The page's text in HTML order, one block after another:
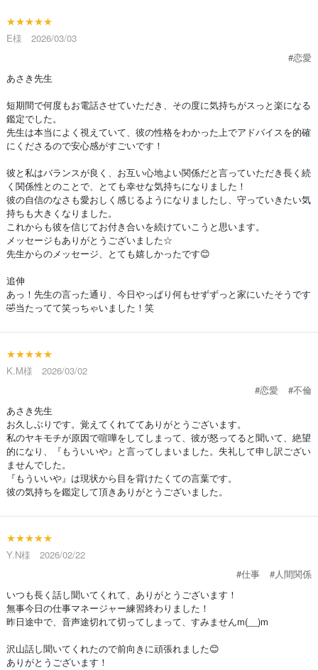
★★★★★
E様 2026/03/03
#恋愛
あさき先生
短期間で何度もお電話させていただき、その度に気持ちがスっと楽になる
鑑定でした。
先生は本当によく視えていて、彼の性格をわかった上でアドバイスを的確
にくださるので安心感がすごいです！
彼と私はバランスが良く、お互い心地よい関係だと言っていただき長く続
く関係性とのことで、とても幸せな気持ちになりました！
彼の自信のなさも愛おしく感じるようになりましたし、守っていきたい気
持ちも大きくなりました。
これからも彼を信じてお付き合いを続けていこうと思います。
メッセージもありがとうございました☆
先生からのメッセージ、とても嬉しかったです😊
追伸
あっ！先生の言った通り、今日やっぱり何もせずずっと家にいたそうです
🤣当たってて笑っちゃいました！笑
★★★★★
K.M様 2026/03/02
#恋愛
#不倫
あさき先生
お久しぶりです。覚えてくれててありがとうございます。
私のヤキモチが原因で喧嘩をしてしまって、彼が怒ってると聞いて、絶望
的になり、『もういいや』と言ってしまいました。失礼して申し訳ござい
ませんでした。
『もういいや』は現状から目を背けたくての言葉です。
彼の気持ちを鑑定して頂きありがとうございました。
★★★★★
Y.N様 2026/02/22
#仕事
#人間関係
いつも長く話し聞いてくれて、ありがとうございます！
無事今日の仕事マネージャー練習終わりました！
昨日途中で、音声途切れて切ってしまって、すみませんm(__)m
沢山話し聞いてくれたので前向きに頑張れました😊
ありがとうございます！